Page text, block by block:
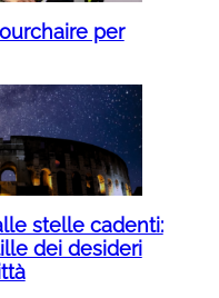
per
stelle cadenti:
dei desideri